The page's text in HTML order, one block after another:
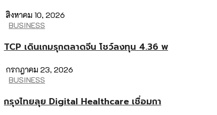
สิงหาคม 10, 2026
BUSINESS
TCP เดินเกมรุกตลาดจีน โชว์ลงทุน 4.36 พ
กรกฎาคม 23, 2026
BUSINESS
กรุงไทยลุย Digital Healthcare เชื่อมกา